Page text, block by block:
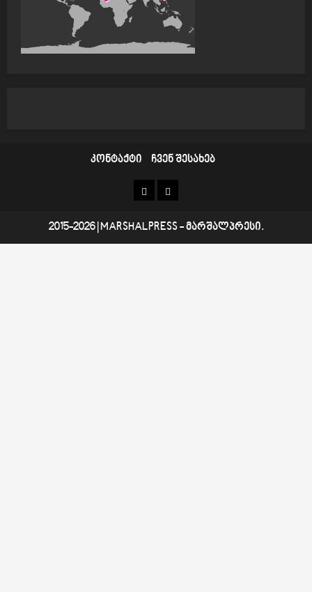
კონტაქტი ჩვენ შესახებ
კონტაქტი
ჩვენ
2015-2026 MARSHALPRESS- მარშალპრესი.